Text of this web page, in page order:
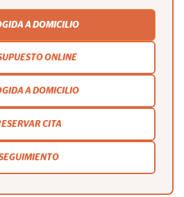
A DOMICILIO
ONLINE
A DOMICILIO
CITA